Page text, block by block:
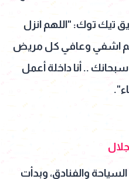
تيك توك: "اللهم انزل
اشفي وعافي كل مريض
سبحانك .. أنا داخلة أعمل
والفنادق، وبدأت